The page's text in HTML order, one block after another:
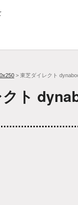
> 東芝ダイレクト
ト